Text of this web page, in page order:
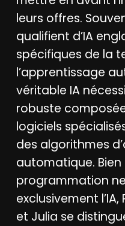
leurs offres.
qualifient d’IA
spécifiques de la
l’apprentissage
véritable IA
robuste
logiciels
des algorithmes
automatique.
programmation
exclusivement
et Julia se